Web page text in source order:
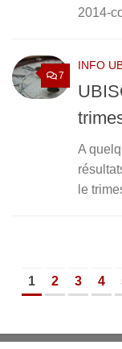
2014-
7
INFO
A
le
1 2 3 4